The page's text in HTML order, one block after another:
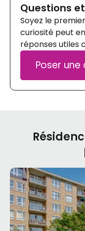
Questions
Soyez le
curiosité peut
réponses utiles
Poser